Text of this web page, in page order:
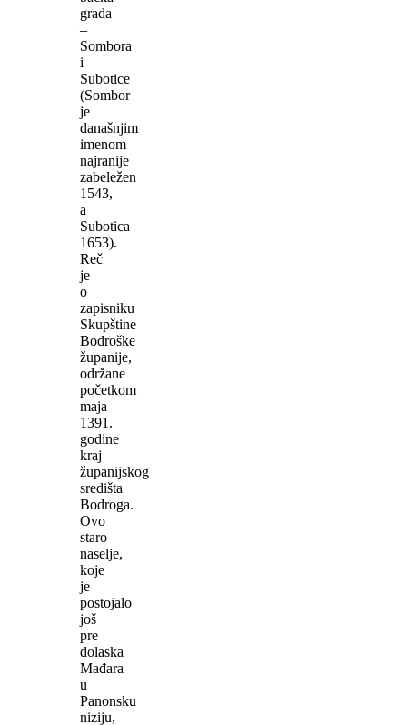
grada
–
Sombora
i
Subotice
(Sombor
je
današnjim
imenom
najranije
zabeležen
1543,
a
Subotica
1653).
Reč
je
o
zapisniku
Skupštine
Bodroške
županije,
održane
početkom
maja
1391.
godine
kraj
županijskog
središta
Bodroga.
Ovo
staro
naselje,
koje
je
postojalo
još
pre
dolaska
Mađara
u
Panonsku
niziju,